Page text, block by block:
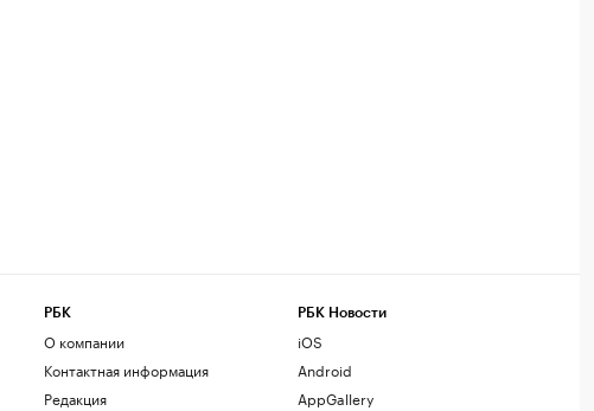
РБК
О компании
Контактная информация
Редакция
РБК Новости
iOS
Android
AppGallery